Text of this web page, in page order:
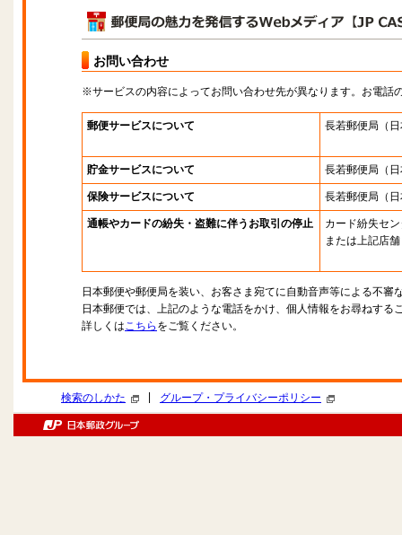
お問い合わせ
※サービスの内容によってお問い合わせ先が異なります。お電話
郵便サービスについて 長若郵便局 （
貯金サービスについて 長若郵便局 （
保険サービスについて 長若郵便局 （
通帳やカードの紛失・盗難に伴うお取引の停止
カード紛失セ
または上記店舗
日本郵便や郵便局を装い、お客さま宛てに自動音声等による不審
日本郵便では、上記のような電話をかけ、個人情報をお尋ねする
詳しくはこちら をご覧ください。
検索のしかた グループ・プライバシーポリシー